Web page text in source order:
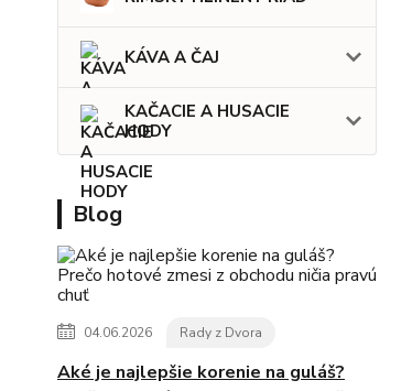
KÁVA A ČAJ
KAČACIE A HUSACIE
HODY
Blog
04.06.2026 Rady z Dvora
Aké je najlepšie korenie na guláš?